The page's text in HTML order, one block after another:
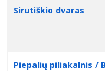
Sirutiškio dvaras
Piepalių piliakalnis /